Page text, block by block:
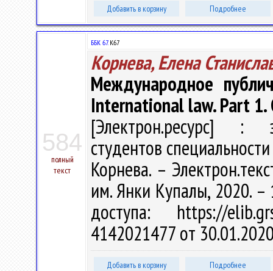
Добавить в корзину Подробнее
584
полный
текст
ББК 67.К67
Корнева, Елена
Международное
International law. Part 1.
[Электрон.ресурс] :
студентов
Корнева. –
им. Янки Купалы, 2020. –
доступа: https://
4142021477 от
Добавить в корзину Подробнее